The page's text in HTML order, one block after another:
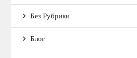
Без Рубрики
Блог